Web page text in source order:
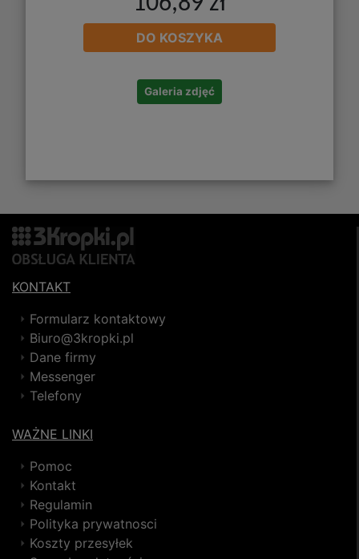
DO KOSZYKA
Galeria zdjęć
KONTAKT
Formularz kontaktowy
Biuro@3kropki.pl
Dane firmy
Messenger
Telefony
WAŻNE LINKI
Pomoc
Kontakt
Regulamin
Polityka prywatnosci
Koszty przesyłek